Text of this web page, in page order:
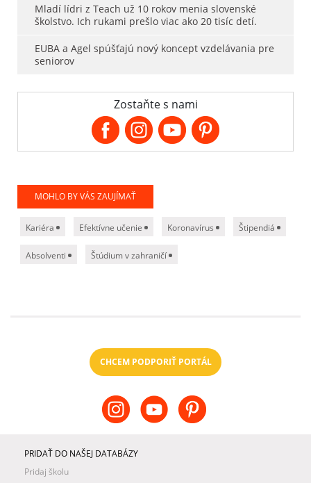
Mladí lídri z Teach už 10 rokov menia slovenské
školstvo. Ich rukami prešlo viac ako 20 tisíc detí.
EUBA a Agel spúšťajú nový koncept vzdelávania pre
seniorov
Zostaňte s nami
MOHLO BY VÁS ZAUJÍMAŤ
Kariéra Efektívne učenie Koronavírus Štipendiá
Absolventi Štúdium v zahraničí
CHCEM PODPORIŤ PORTÁL
PRIDAŤ DO NAŠEJ DATABÁZY
Pridaj školu